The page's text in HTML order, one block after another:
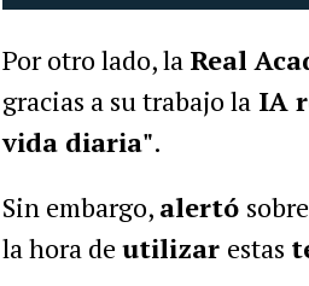
Por otro lado, la Real
gracias a su trabajo laIA
vida diaria".
Sin embargo, alertó
la hora de utilizar estas